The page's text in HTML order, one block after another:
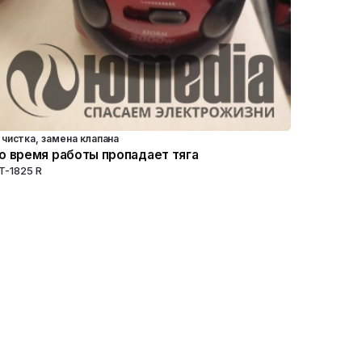
чистка, замена клапана
время работы пропадает тяга
1825 R